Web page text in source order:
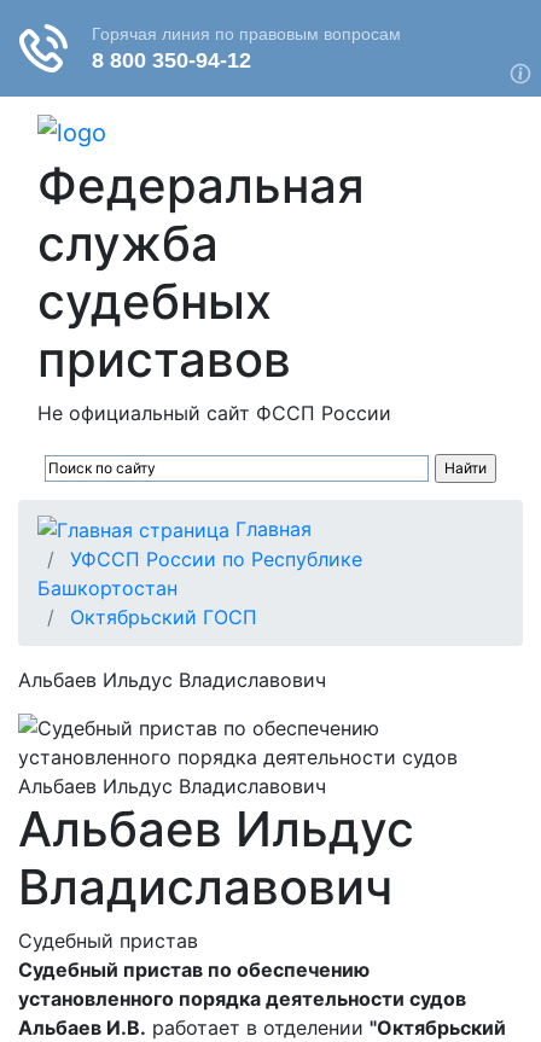
Федеральная
служба
судебных
приставов
Не официальный сайт ФССП России
Главная
УФССП России по Республике
Башкортостан
Октябрьский ГОСП
Альбаев Ильдус Владиславович
Альбаев Ильдус
Владиславович
Судебный пристав
Судебный пристав по обеспечению
установленного порядка деятельности судов
Альбаев И.В. работает в отделении "Октябрьский